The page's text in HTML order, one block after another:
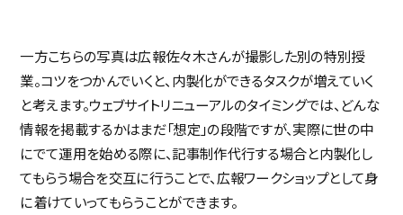
一方こちらの写真は広報佐々木さんが撮影した別の特別授
業。コツをつかんでいくと、内製化ができるタスクが増えていく
と考えます。ウェブサイトリニューアルのタイミングでは、どんな
情報を掲載するかはまだ「想定」の段階ですが、実際に世の中
にでて運用を始める際に、記事制作代行する場合と内製化し
てもらう場合を交互に行うことで、広報ワークショップとして身
に着けていってもらうことができます。
ホーム
サービス
制作実績